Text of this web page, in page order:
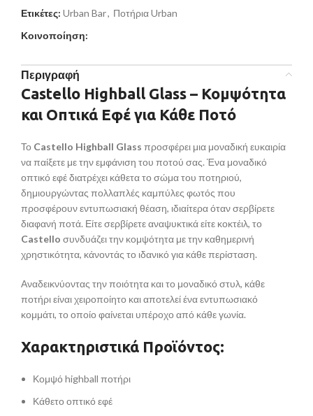
Ετικέτες: Urban Bar, Ποτήρια Urban
Κοινοποίηση:
Περιγραφή
Castello Highball Glass – Κομψότητα
και Οπτικά Εφέ για Κάθε Ποτό
Το Castello Highball Glass προσφέρει μια μοναδική ευκαιρία
να παίξετε με την εμφάνιση του ποτού σας. Ένα μοναδικό
οπτικό εφέ διατρέχει κάθετα το σώμα του ποτηριού,
δημιουργώντας πολλαπλές καμπύλες φωτός που
προσφέρουν εντυπωσιακή θέαση, ιδιαίτερα όταν σερβίρετε
διαφανή ποτά. Είτε σερβίρετε αναψυκτικά είτε κοκτέιλ, το
Castello συνδυάζει την κομψότητα με την καθημερινή
χρηστικότητα, κάνοντάς το ιδανικό για κάθε περίσταση.
Αναδεικνύοντας την ποιότητα και το μοναδικό στυλ, κάθε
ποτήρι είναι χειροποίητο και αποτελεί ένα εντυπωσιακό
κομμάτι, το οποίο φαίνεται υπέροχο από κάθε γωνία.
Χαρακτηριστικά Προϊόντος:
Κομψό highball ποτήρι
Κάθετο οπτικό εφέ